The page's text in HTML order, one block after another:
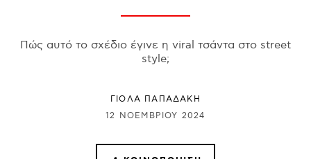
Πώς αυτό το σχέδιο έγινε η viral τσάντα στο street
style;
ΓΙΌΛΑ ΠΑΠΑΔΆΚΗ
12 ΝΟΕΜΒΡΊΟΥ 2024